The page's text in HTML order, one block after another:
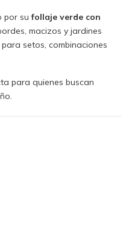
por sufollaje verde con
macizos y jardines
setos, combinaciones
para quienes buscan